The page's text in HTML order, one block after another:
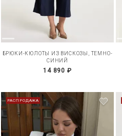
БРЮКИ-КЮЛОТЫ ИЗ ВИСКОЗЫ, ТЕМНО-
СИНИЙ
14 890 ₽
РАСПРОДАЖА